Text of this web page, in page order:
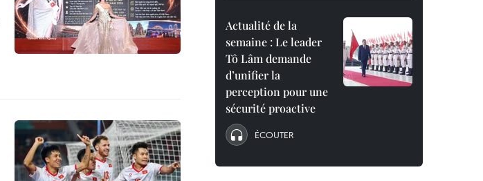
Actualité de la
semaine : Le leader
Tô Lâm demande
d’unifier la
perception pour une
sécurité proactive
ÉCOUTER